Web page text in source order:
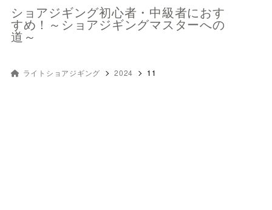
ショアジギング初心者・中級者におす
すめ！～ショアジギングマスターへの
道～
ライトショアジギング 2024 11